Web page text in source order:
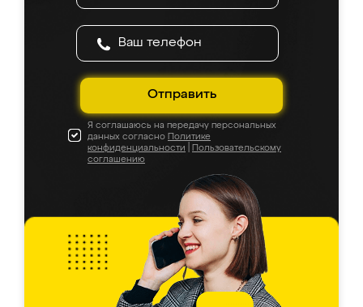
Отправить
Я соглашаюсь на передачу персональных
данных согласно Политике
конфиденциальности
Пользовательскому
соглашению